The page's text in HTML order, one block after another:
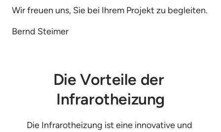
Wir freuen uns, Sie bei Ihrem Projekt zu begleiten.
Bernd Steimer
Die Vorteile der
Infrarotheizung
Die Infrarotheizung ist eine innovative und